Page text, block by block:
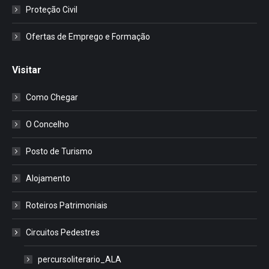
Proteção Civil
Ofertas de Emprego e Formação
Visitar
Como Chegar
O Concelho
Posto de Turismo
Alojamento
Roteiros Patrimoniais
Circuitos Pedestres
percursoliterario_ALA